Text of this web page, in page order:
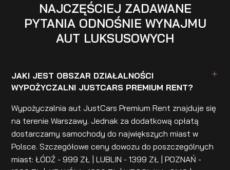
NAJCZĘŚCIEJ ZADAWANE
PYTANIA ODNOŚNIE WYNAJMU
AUT LUKSUSOWYCH
JAKI JEST OBSZAR DZIAŁALNOŚCI
WYPOŻYCZALNI JUSTCARS PREMIUM RENT?
Wypożyczalnia aut JustCars Premium Rent znajduje się
na terenie Warszawy. Jednak za dodatkową opłatą
dostarczamy samochody do największych miast w
Polsce. Szczegółowe ceny dowozu do poszczególnych
miast: ŁÓDŹ - 999 ZŁ | LUBLIN - 1399 ZŁ | POZNAŃ -